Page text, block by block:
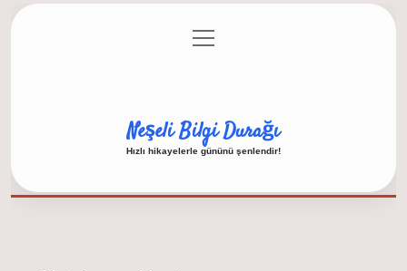
Gizlilik Politikası
menüyü
aç
Neşeli Bilgi Durağı
Hızlı hikayelerle gününü şenlendir!